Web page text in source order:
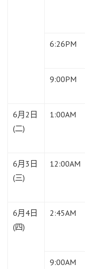
6:26PM
9:00PM
6月2日
(二)
1:00AM
6月3日
(三)
12:00AM
6月4日
(四)
2:45AM
9:00AM